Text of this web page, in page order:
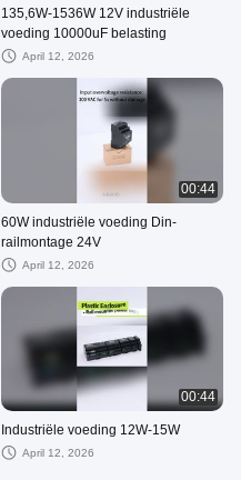
135,6W-1536W 12V industriële
voeding 10000uF belasting
April 12, 2026
00:44
60W industriële voeding Din-
railmontage 24V
April 12, 2026
00:44
Industriële voeding 12W-15W
April 12, 2026